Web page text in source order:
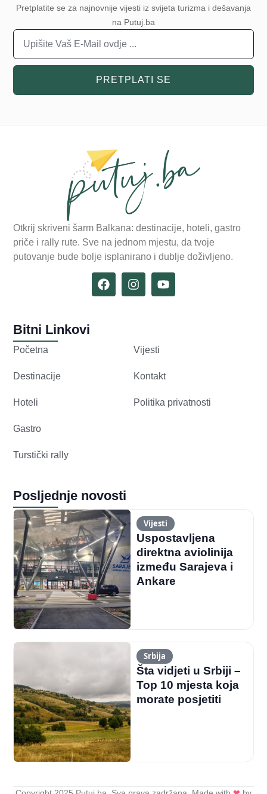
Pretplatite se za najnovnije vijesti iz svijeta turizma i dešavanja
na Putuj.ba
PRETPLATI SE
Otkrij skriveni šarm Balkana: destinacije, hoteli, gastro
priče i rally rute. Sve na jednom mjestu, da tvoje
putovanje bude bolje isplanirano i dublje doživljeno.
Bitni Linkovi
Početna
Destinacije
Hoteli
Gastro
Turstički rally
Vijesti
Kontakt
Politika privatnosti
Posljednje novosti
Vijesti
Uspostavljena
direktna aviolinija
između Sarajeva i
Ankare
Srbija
Šta vidjeti u Srbiji –
Top 10 mjesta koja
morate posjetiti